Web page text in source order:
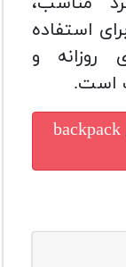
استفاده
روزانه و
است.
backpack